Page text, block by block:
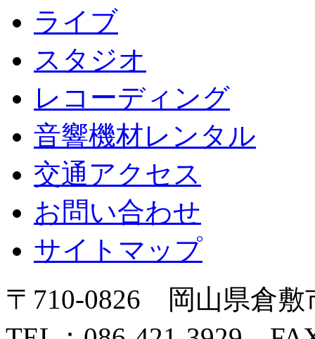
ライブ
スタジオ
レコーディング
音響機材レンタル
交通アクセス
お問い合わせ
サイトマップ
〒710-0826 岡山県倉敷